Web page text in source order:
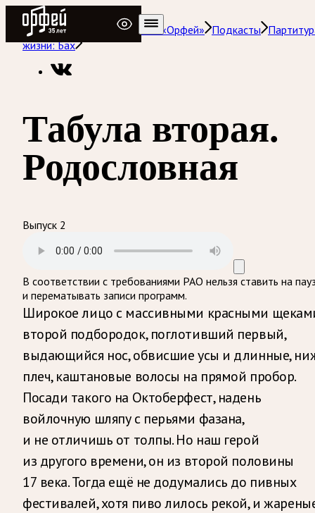
Радио Орфей
Радио классической музыки «Орфей» Подкасты
жизни: Бах
Табула вторая.
Родословная
Выпуск 2
В соответствии с требованиями РАО нельзя ставить на
и перематывать записи программ.
Широкое лицо с массивными красными
второй подбородок, поглотивший первый,
выдающийся нос, обвисшие усы и длинные,
плеч, каштановые волосы на прямой пробор.
Посади такого на Октоберфест, надень
войлочную шляпу с перьями фазана,
и не отличишь от толпы. Но наш герой
из другого времени, он из второй половины
17 века. Тогда ещё не додумались до пивных
фестивалей, хотя пиво лилось рекой, и